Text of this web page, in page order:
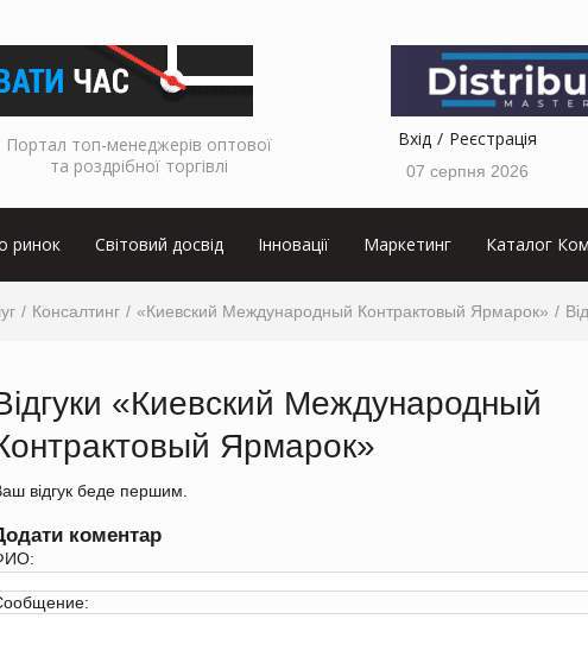
Портал топ-менеджерів оптової
та роздрібної торгівлі
Вхід Реєстрація
07 серпня 2026
ринок Світовий досвід Інновації Маркетинг Каталог
Консалтинг «Киевский Международный Контрактовый Ярмарок»
«Киевский Международный
Ярмарок»
відгук беде першим.
коментар